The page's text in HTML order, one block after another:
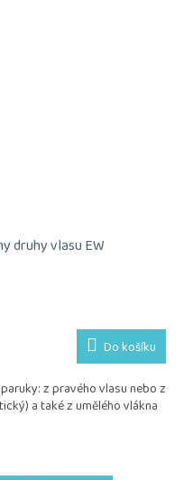
druhy vlasu EW
Do košíku
z pravého vlasu nebo z
a také z umělého vlákna